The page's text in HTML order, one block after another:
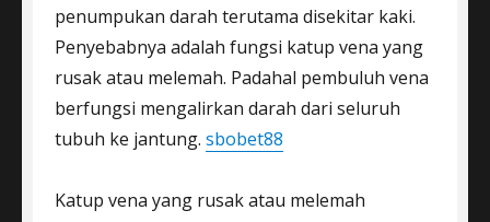
penumpukan darah terutama disekitar kaki.
Penyebabnya adalah fungsi katup vena yang
rusak atau melemah. Padahal pembuluh vena
berfungsi mengalirkan darah dari seluruh
tubuh ke jantung. sbobet88
Katup vena yang rusak atau melemah